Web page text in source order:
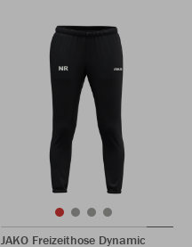
JAKO Freizeithose Dynamic